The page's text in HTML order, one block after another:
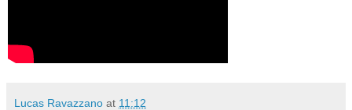
Lucas Ravazzano at 11:12